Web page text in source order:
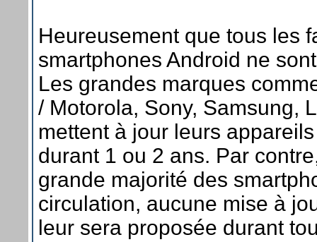
Heureusement que tous les
smartphones Android ne
Les grandes marques
/ Motorola, Sony, Samsung,
mettent à jour leurs
durant 1 ou 2 ans. Par
grande majorité des
circulation, aucune mise à
leur sera proposée durant